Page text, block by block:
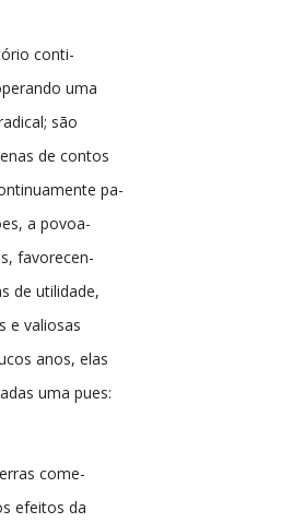
conti-
uma
são
de contos
pa-
a povoa-
favorecen-
de utilidade,
e valiosas
anos, elas
uma pues:
come-
efeitos da